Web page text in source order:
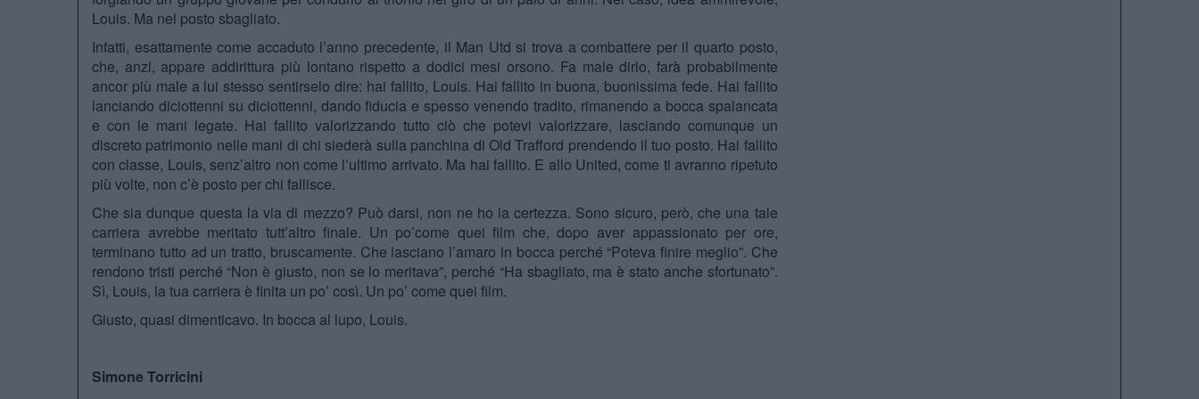
Louis. Ma nel posto sbagliato.
Infatti, esattamente come accaduto l’anno precedente, il Man Utd si trova a combattere per il quarto posto,
che, anzi, appare addirittura più lontano rispetto a dodici mesi orsono. Fa male dirlo, farà probabilmente
ancor più male a lui stesso sentirselo dire: hai fallito, Louis. Hai fallito in buona, buonissima fede. Hai fallito
lanciando diciottenni su diciottenni, dando fiducia e spesso venendo tradito, rimanendo a bocca spalancata
e con le mani legate. Hai fallito valorizzando tutto ciò che potevi valorizzare, lasciando comunque un
discreto patrimonio nelle mani di chi siederà sulla panchina di Old Trafford prendendo il tuo posto. Hai fallito
con classe, Louis, senz’altro non come l’ultimo arrivato. Ma hai fallito. E allo United, come ti avranno ripetuto
più volte, non c’è posto per chi fallisce.
Che sia dunque questa la via di mezzo? Può darsi, non ne ho la certezza. Sono sicuro, però, che una tale
carriera avrebbe meritato tutt’altro finale. Un po’come quei film che, dopo aver appassionato per ore,
terminano tutto ad un tratto, bruscamente. Che lasciano l’amaro in bocca perché “Poteva finire meglio”. Che
rendono tristi perché “Non è giusto, non se lo meritava”, perché “Ha sbagliato, ma è stato anche sfortunato”.
Sì, Louis, la tua carriera è finita un po’ così. Un po’ come quei film.
Giusto, quasi dimenticavo. In bocca al lupo, Louis.
Simone Torricini